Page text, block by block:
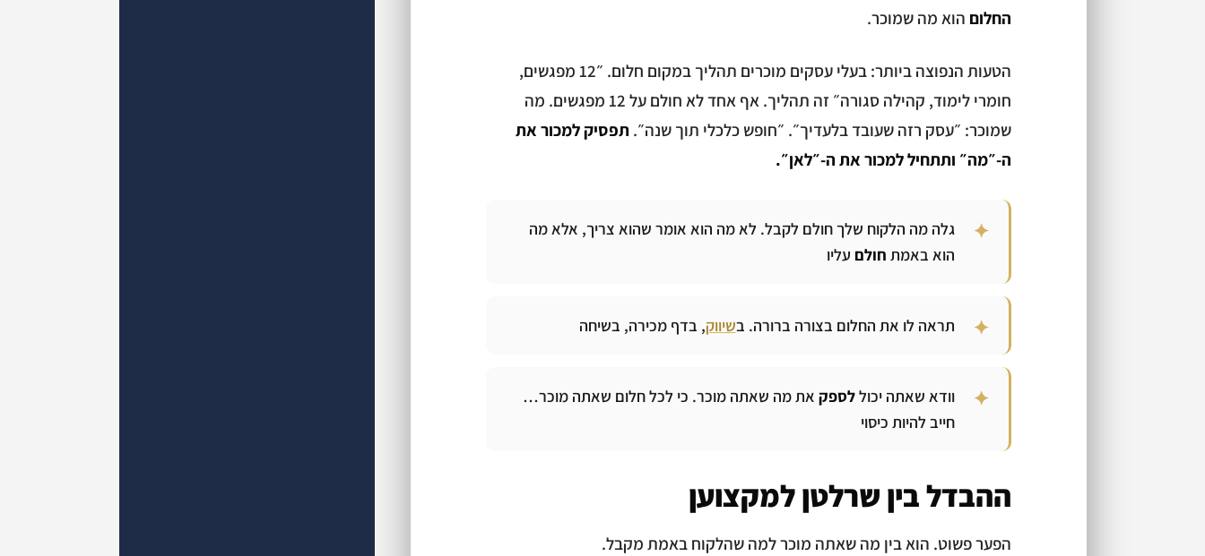
החלום הוא מה שמוכר.
הטעות הנפוצה ביותר: בעלי עסקים מוכרים תהליך במקום חלום. ״12 מפגשים,
חומרי לימוד, קהילה סגורה״ זה תהליך. אף אחד לא חולם על 12 מפגשים. מה
שמוכר: ״עסק רזה שעובד בלעדיך״. ״חופש כלכלי תוך שנה״. תפסיק למכור את
ה-״מה״ ותתחיל למכור את ה-״לאן״.
גלה מה הלקוח שלך חולם לקבל. לא מה הוא אומר שהוא צריך, אלא מה
הוא באמת חולם עליו
תראה לו את החלום בצורה ברורה. בשיווק, בדף מכירה, בשיחה
וודא שאתה יכוללספק את מה שאתה מוכר. כי לכל חלום שאתה מוכר…
חייב להיות כיסוי
ההבדל בין שרלטן למקצוען
הפער פשוט. הוא בין מה שאתה מוכר למה שהלקוח באמת מקבל.